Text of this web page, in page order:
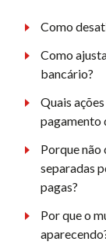
Como
Como
bancário?
Quais
pagamento
Porque não
separadas
pagas?
Por que o